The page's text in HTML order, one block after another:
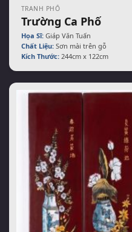
TRANH PHỐ
Trường Ca Phố
Họa Sĩ:Giáp Văn Tuấn
Chất Liệu:Sơn mài trên gỗ
Kích Thước:244cm x 122cm